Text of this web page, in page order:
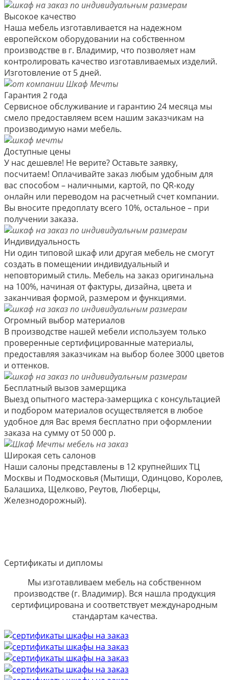
Высокое качество
Наша мебель изготавливается на надежном
европейском оборудовании на собственном
производстве в г. Владимир, что позволяет нам
контролировать качество изготавливаемых изделий.
Изготовление от 5 дней.
Гарантия 2 года
Сервисное обслуживание и гарантию 24 месяца мы
смело предоставляем всем нашим заказчикам на
производимую нами мебель.
Доступные цены
У нас дешевле! Не верите? Оставьте заявку,
посчитаем! Оплачивайте заказ любым удобным для
вас способом – наличными, картой, по QR-коду
онлайн или переводом на расчетный счет компании.
Вы вносите предоплату всего 10%, остальное – при
получении заказа.
Индивидуальность
Ни один типовой шкаф или другая мебель не смогут
создать в помещении индивидуальный и
неповторимый стиль. Мебель на заказ оригинальна
на 100%, начиная от фактуры, дизайна, цвета и
заканчивая формой, размером и функциями.
Огромный выбор материалов
В производстве нашей мебели используем только
проверенные сертифицированные материалы,
предоставляя заказчикам на выбор более 3000 цветов
и оттенков.
Бесплатный вызов замерщика
Выезд опытного мастера-замерщика с консультацией
и подбором материалов осуществляется в любое
удобное для Вас время бесплатно при оформлении
заказа на сумму от 50 000 р.
Широкая сеть салонов
Наши салоны представлены в 12 крупнейших ТЦ
Москвы и Подмосковья (Мытищи, Одинцово, Королев,
Балашиха, Щелково, Реутов, Люберцы,
Железнодорожный).
Сертификаты и дипломы
Мы изготавливаем мебель на собственном
производстве (г. Владимир). Вся нашла продукция
сертифицирована и соответствует международным
стандартам качества.